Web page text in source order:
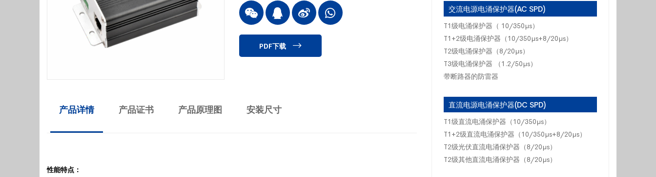
PDF下载
产品详情 产品证书 产品原理图 安装尺寸
性能特点：
交流电源电涌保护器(AC SPD)
T1级电涌保护器（ 10/350µs）
T1+2级电涌保护器（10/350µs+8/20µs）
T2级电涌保护器（8/20µs）
T3级电涌保护器 （1.2/50µs）
带断路器的防雷器
直流电源电涌保护器(DC SPD)
T1级直流电涌保护器（10/350µs）
T1+2级直流电涌保护器（10/350µs+8/20µs）
T2级光伏直流电涌保护器（8/20µs）
T2级其他直流电涌保护器（8/20µs）